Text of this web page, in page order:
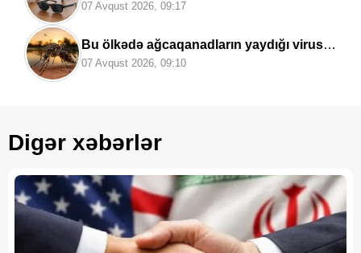
07 Avqust 2026, 09:17
Bu ölkədə ağcaqanadların yaydığı virus4
nəfərin həyatına son qoydu
07 Avqust 2026, 09:10
Digər xəbərlər